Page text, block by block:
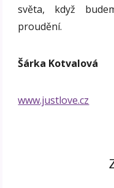
světa, když
proudění.
Šárka Kotvalová
www.justlove.cz